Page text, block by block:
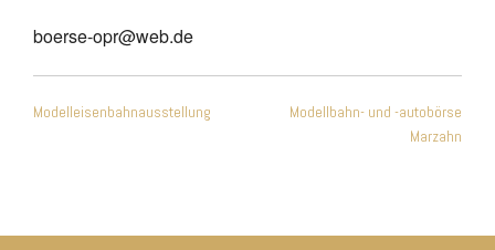
boerse-opr@web.de
Modelleisenbahnausstellung
Modellbahn- und -autobörse
Marzahn